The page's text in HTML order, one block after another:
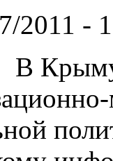
2011 -
В